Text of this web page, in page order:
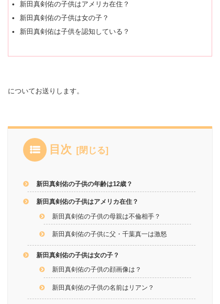
新田真剣佑の子供はアメリカ在住？
新田真剣佑の子供は女の子？
新田真剣佑は子供を認知している？
についてお送りします。
目次
新田真剣佑の子供の年齢は12歳？
新田真剣佑の子供はアメリカ在住？
新田真剣佑の子供の母親は不倫相手？
新田真剣佑の子供に父・千葉真一は激怒
新田真剣佑の子供は女の子？
新田真剣佑の子供の顔画像は？
新田真剣佑の子供の名前はリアン？